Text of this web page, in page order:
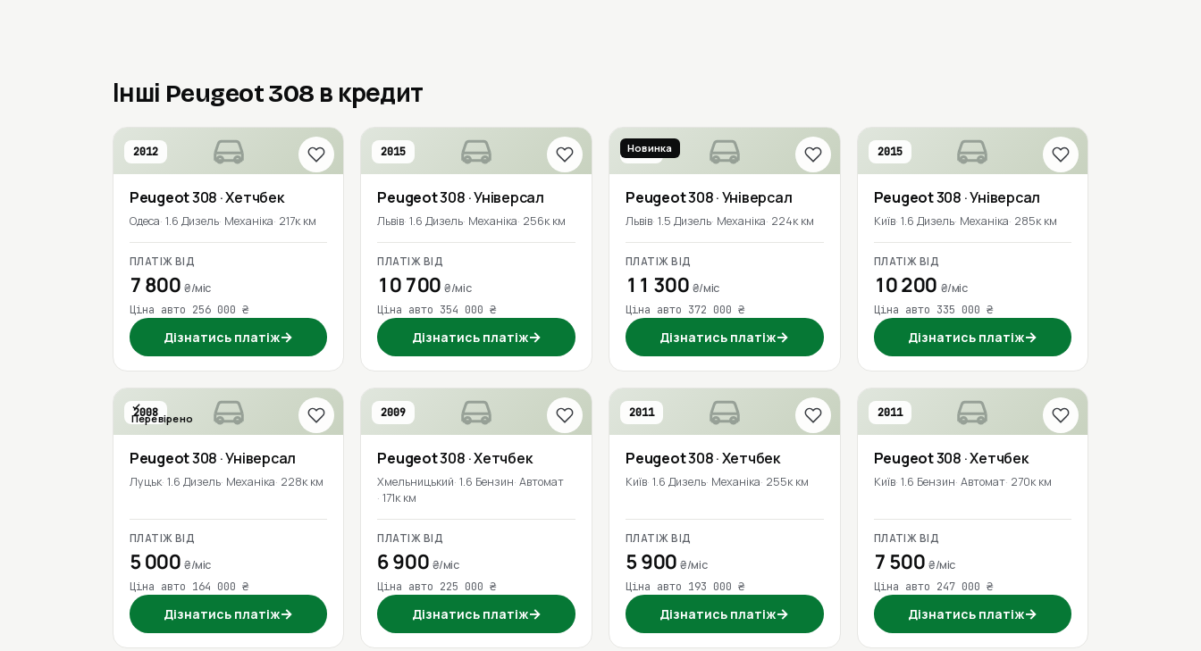
Інші Peugeot 308 в кредит
2012
Peugeot308 · Хетчбек
Одеса 1.6 Дизель Механіка 217к км
ПЛАТІЖ ВІД
7 800₴/міс
Ціна авто 256 000 ₴
Дізнатись платіж→
2015
Peugeot308 · Універсал
Львів 1.6 Дизель Механіка 256к км
ПЛАТІЖ ВІД
10 700₴/міс
Ціна авто 354 000 ₴
Дізнатись платіж→
2018
Новинка
Peugeot308· Універсал
Львів 1.5 Дизель Механіка 224к км
ПЛАТІЖ ВІД
11 300 ₴/міс
Ціна авто 372 000 ₴
Дізнатись платіж→
2015
Peugeot308 · Універсал
Київ 1.6 Дизель Механіка 285к км
ПЛАТІЖ ВІД
10 200 ₴/міс
Ціна авто 335 000 ₴
Дізнатись платіж→
2008
Перевірено
Peugeot308 · Універсал
Луцьк 1.6 Дизель Механіка 228к км
ПЛАТІЖ ВІД
5 000₴/міс
Ціна авто 164 000 ₴
Дізнатись платіж→
2009
Peugeot308 · Хетчбек
Хмельницький 1.6 Бензин Автомат
171к км
ПЛАТІЖ ВІД
6 900 ₴/міс
Ціна авто 225 000 ₴
Дізнатись платіж→
2011
Peugeot308· Хетчбек
Київ 1.6 Дизель Механіка 255к км
ПЛАТІЖ ВІД
5 900₴/міс
Ціна авто 193 000 ₴
Дізнатись платіж→
2011
Peugeot308 · Хетчбек
Київ 1.6 Бензин Автомат 270к км
ПЛАТІЖ ВІД
7 500 ₴/міс
Ціна авто 247 000 ₴
Дізнатись платіж→